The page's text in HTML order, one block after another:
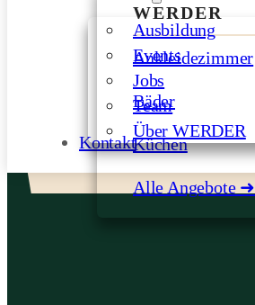
WERDER
Ankleidezimmer
Bäder
Küchen
Alle Angebote ➜
Ausbildung
Events
Jobs
Team
Über WERDER
Kontakt